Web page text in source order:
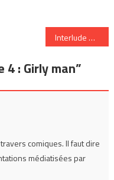
Interlude 5 : Jesus Friki
4 : Girly man”
comiques. Il faut dire
médiatisées par